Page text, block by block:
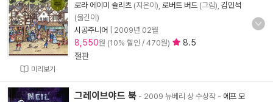
미리보기
로라 에이미 슐리츠 (지은이), 로버트 버드 (그림), 김민석
(옮긴이)
시공주니어
2009년 02월
8,550원 (10% 할인 / 470원)
8.5
절판
그레이브야드 북 - 2009 뉴베리 상 수상작 - 에프 모